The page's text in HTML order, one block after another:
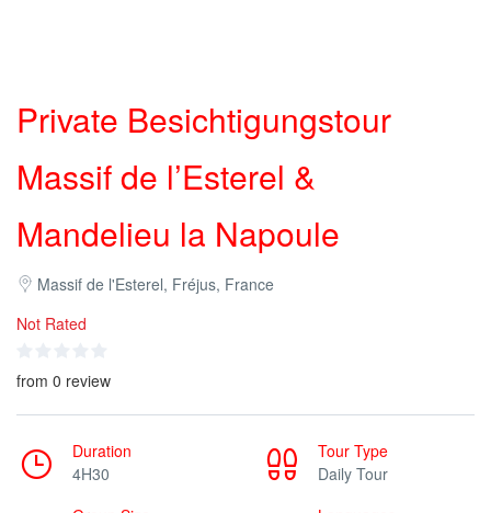
Private Besichtigungstour
Massif de l’Esterel &
Mandelieu la Napoule
Massif de l'Esterel, Fréjus, France
Not Rated
from 0 review
Duration
4H30
Tour Type
Daily Tour